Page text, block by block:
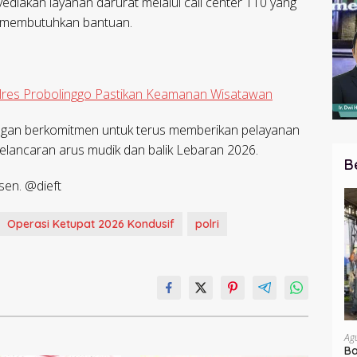
bantuan.
Probolinggo Pastikan Keamanan Wisatawan
berkomitmen untuk terus memberikan pelayanan
arus mudik dan balik Lebaran 2026.
@dieft
Operasi Ketupat 2026 Kondusif polri